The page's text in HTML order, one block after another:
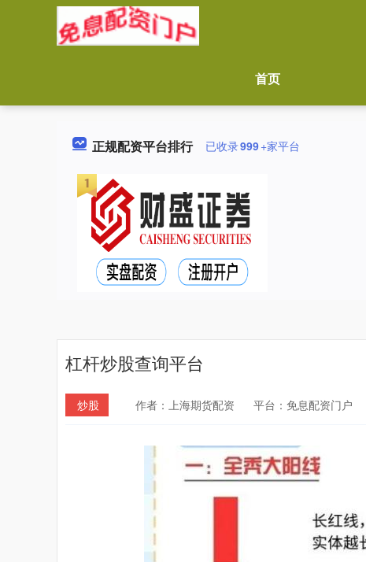
首页
正规配资平台排行 已收录999+家平台
杠杆炒股查询平台
炒股 作者：上海期货配资 平台：免息配资门户